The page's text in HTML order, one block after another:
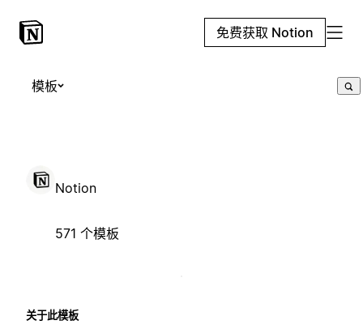
免费获取 Notion
模板
Notion
571 个模板
关于此模板